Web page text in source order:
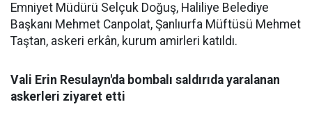
Emniyet Müdürü Selçuk Doğuş, Haliliye Belediye
Başkanı Mehmet Canpolat, Şanlıurfa Müftüsü Mehmet
Taştan, askeri erkân, kurum amirleri katıldı.
Vali Erin Resulayn'da bombalı saldırıda yaralanan
askerleri ziyaret etti